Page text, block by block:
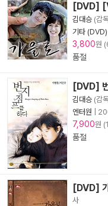
[DVD]
김대승 (감
기타 (DVD)
3,800원
품절
[DVD]
김대승 (감
엔터원
7,900원
품절
[DVD]
사